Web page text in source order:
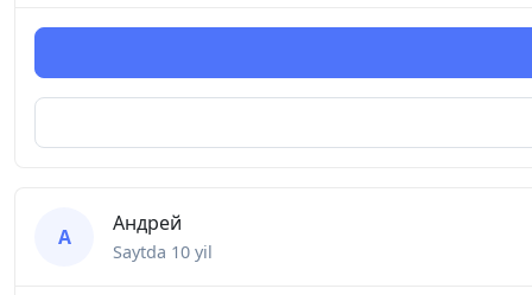
А
Андрей
Saytda 10 yil